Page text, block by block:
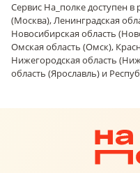
Сервис На_полке доступен в
(Москва), Ленинградская
Новосибирская область
Омская область (Омск),
Нижегородская область
область (Ярославль) и